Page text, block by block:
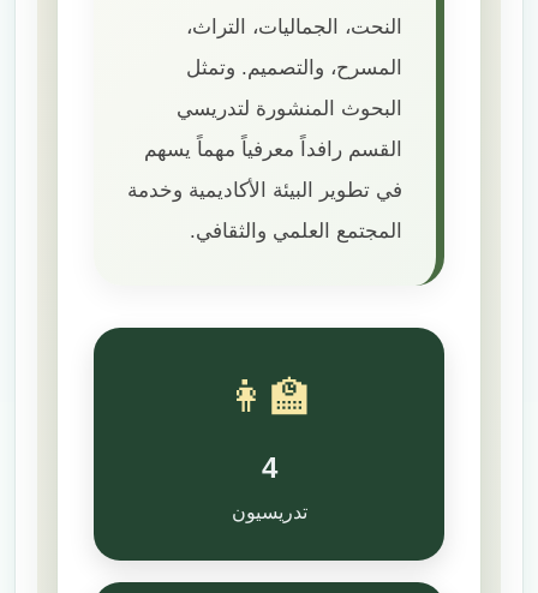
النحت، الجماليات، التراث،
المسرح، والتصميم. وتمثل
البحوث المنشورة لتدريسي
القسم رافداً معرفياً مهماً يسهم
في تطوير البيئة الأكاديمية وخدمة
المجتمع العلمي والثقافي.
👩‍🏫
4
تدريسيون